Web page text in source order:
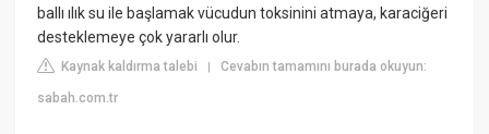
ballı ılık su ile başlamak vücudun toksinini atmaya, karaciğeri
desteklemeye çok yararlı olur.
Kaynak kaldırma talebi |Cevabın tamamını burada okuyun:
sabah.com.tr